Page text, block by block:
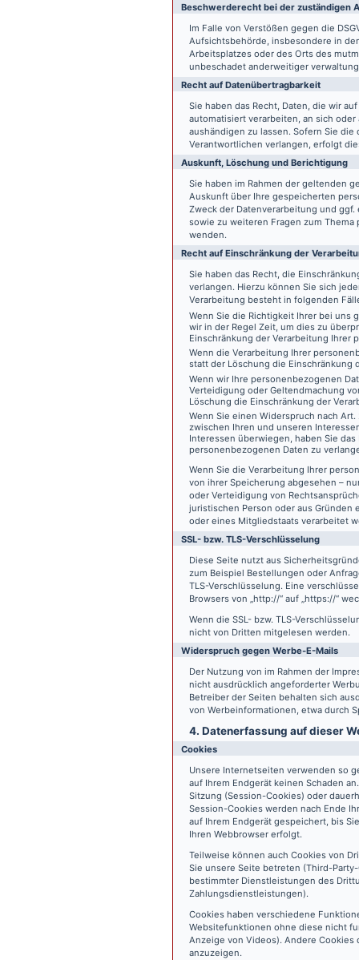
Beschwerde­recht bei der zuständigen
Im Falle von Verstößen gegen die
Aufsichtsbehörde, insbesondere in
Arbeitsplatzes oder des Orts des
unbeschadet anderweitiger
Recht auf Daten­übertrag­barkeit
Sie haben das Recht, Daten, die wir
automatisiert verarbeiten, an sich
aushändigen zu lassen. Sofern Sie
Verantwortlichen verlangen, erfolgt
Auskunft, Löschung und Berichtigung
Sie haben im Rahmen der geltenden
Auskunft über Ihre gespeicherten
Zweck der Datenverarbeitung und
sowie zu weiteren Fragen zum
wenden.
Recht auf Einschränkung der
Sie haben das Recht, die
verlangen. Hierzu können Sie sich
Verarbeitung besteht in folgenden
Wenn Sie die Richtigkeit Ihrer bei
wir in der Regel Zeit, um dies zu
Einschränkung der Verarbeitung Ihrer
Wenn die Verarbeitung Ihrer
statt der Löschung die Einschränkung
Wenn wir Ihre personenbezogenen
Verteidigung oder Geltendmachung
Löschung die Einschränkung der
Wenn Sie einen Widerspruch nach
zwischen Ihren und unseren
Interessen überwiegen, haben Sie
personenbezogenen Daten zu
Wenn Sie die Verarbeitung Ihrer
von ihrer Speicherung abgesehen –
oder Verteidigung von
juristischen Person oder aus
oder eines Mitgliedstaats verarbeitet
SSL- bzw. TLS-Verschlüsselung
Diese Seite nutzt aus
zum Beispiel Bestellungen oder
TLS-Verschlüsselung. Eine
Browsers von „http://“ auf „https://“
Wenn die SSL- bzw. TLS-
nicht von Dritten mitgelesen werden.
Widerspruch gegen Werbe-E-Mails
Der Nutzung von im Rahmen der
nicht ausdrücklich angeforderter
Betreiber der Seiten behalten sich
von Werbeinformationen, etwa durch
4. Datenerfassung auf dieser
Cookies
Unsere Internetseiten verwenden so
auf Ihrem Endgerät keinen Schaden
Sitzung (Session-Cookies) oder
Session-Cookies werden nach Ende
auf Ihrem Endgerät gespeichert, bis
Ihren Webbrowser erfolgt.
Teilweise können auch Cookies von
Sie unsere Seite betreten (Third-
bestimmter Dienstleistungen des
Zahlungsdienstleistungen).
Cookies haben verschiedene
Websitefunktionen ohne diese nicht
Anzeige von Videos). Andere
anzuzeigen.